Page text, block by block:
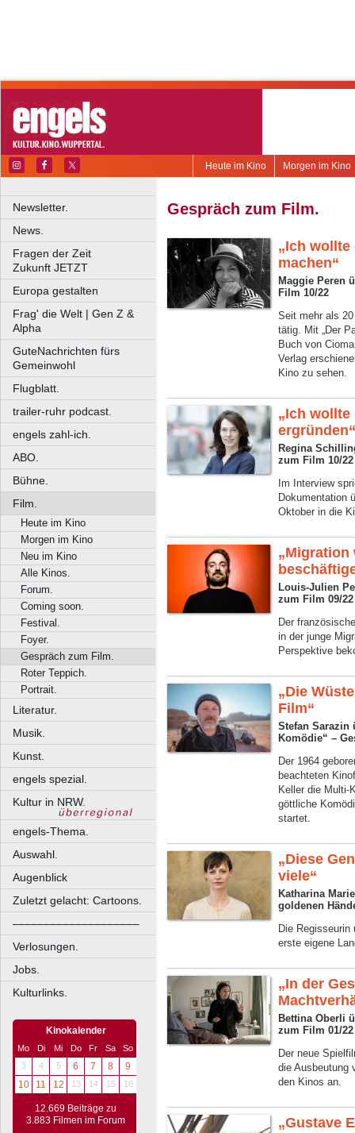
Morgen im Kino
Heute im Kino
Newsletter.
News.
Fragen der Zeit
Zukunft JETZT
Europa gestalten
Frag' die Welt | Gen Z &
Alpha
GuteNachrichten fürs
Gemeinwohl
Flugblatt.
trailer-ruhr podcast.
engels zahl-ich.
ABO.
Bühne.
Film.
Heute im Kino
Morgen im Kino
Neu im Kino
Alle Kinos.
Forum.
Coming soon.
Festival.
Foyer.
Gespräch zum Film.
Roter Teppich.
Portrait.
Literatur.
Musik.
Kunst.
engels spezial.
Kultur in NRW.
engels-Thema.
Auswahl.
Augenblick
Zuletzt gelacht: Cartoons.
––––––––––––––––––––
Verlosungen.
Jobs.
Kulturlinks.
Kinokalender
Mo Di Mi Do Fr Sa
So
3
4 5 6 7 8
9
10
11 12 13 14 15 16
12.669 Beiträge zu
3.883 Filmen im Forum
Gespräch zum Film.
„Ich wollte
machen“
Maggie Peren
Film 10/22
Seit mehr als
tätig. Mit „Der
Buch von
Verlag
Kino zu sehen.
„Ich
ergründen“
Regina
zum Film 10/22
Im Interview
Dokumentation
Oktober in die
„Migration
Louis-Julien
zum Film 09/22
Der
in der junge
Perspektive
„Die
Film“
Stefan Sarazin
Komödie“ –
Der 1964
beachteten
Keller die Multi-
göttliche
startet.
„Diese
viele“
Katharina
goldenen
Die
erste eigene
„In der
Bettina Oberli
zum Film 01/22
Der neue
die Ausbeutung
den Kinos an.
„Gustave